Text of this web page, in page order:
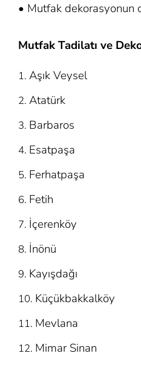
• Mutfak dekorasyonun
Mutfak Tadilatı ve
Aşık Veysel
Atatürk
Barbaros
Esatpaşa
Ferhatpaşa
Fetih
İçerenköy
İnönü
Kayışdağı
Küçükbakkalköy
Mevlana
Mimar Sinan